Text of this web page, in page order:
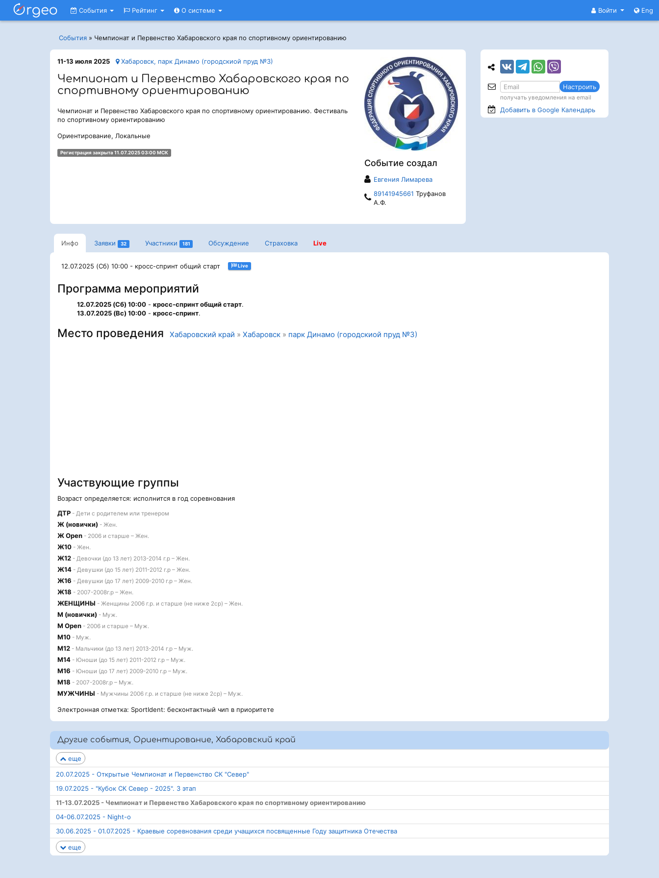
Войти Eng
События Рейтинг О системе
События » Чемпионат и Первенство Хабаровского края по спортивному ориентированию
Событие создал
Евгения Лимарева
89141945661 Труфанов
А.Ф.
11-13 июля 2025 Хабаровск, парк Динамо (городскиой пруд №3)
Чемпионат и Первенство Хабаровского края по
спортивному ориентированию
Чемпионат и Первенство Хабаровского края по спортивному ориентированию. Фестиваль
по спортивному ориентированию
Ориентирование, Локальные
Регистрация закрыта 11.07.2025 03:00 МСК
Инфо Заявки 32 Участники 181 Обсуждение Страховка Live
12.07.2025 (Сб) 10:00 - кросс-спринт общий старт Live
Программа мероприятий
12.07.2025 (Сб) 10:00 - кросс-спринт общий старт.
13.07.2025 (Вс) 10:00 - кросс-спринт.
Место проведения Хабаровский край » Хабаровск » парк Динамо (городскиой пруд №3)
Участвующие группы
Возраст определяется: исполнится в год соревнования
ДТР - Дети с родителем или тренером
Ж (новички) - Жен.
Ж Open - 2006 и старше – Жен.
Ж10 - Жен.
Ж12 - Девочки (до 13 лет) 2013-2014 г.р – Жен.
Ж14 - Девушки (до 15 лет) 2011-2012 г.р – Жен.
Ж16 - Девушки (до 17 лет) 2009-2010 г.р – Жен.
Ж18 - 2007-2008г.р – Жен.
ЖЕНЩИНЫ - Женщины 2006 г.р. и старше (не ниже 2ср) – Жен.
М (новички) - Муж.
М Open - 2006 и старше – Муж.
М10 - Муж.
М12 - Мальчики (до 13 лет) 2013-2014 г.р – Муж.
М14 - Юноши (до 15 лет) 2011-2012 г.р – Муж.
М16 - Юноши (до 17 лет) 2009-2010 г.р – Муж.
М18 - 2007-2008г.р – Муж.
МУЖЧИНЫ - Мужчины 2006 г.р. и старше (не ниже 2ср) – Муж.
Электронная отметка: SportIdent: бесконтактный чип в приоритете
Другие события, Ориентирование, Хабаровский край
еще
20.07.2025 - Открытые Чемпионат и Первенство СК "Север"
19.07.2025 - "Кубок СК Север - 2025". 3 этап
11-13.07.2025 - Чемпионат и Первенство Хабаровского края по спортивному ориентированию
04-06.07.2025 - Night-o
30.06.2025 - 01.07.2025 - Краевые соревнования среди учащихся посвященные Году защитника Отечества
еще
Настроить
получать уведомления на email
Добавить в Google Календарь